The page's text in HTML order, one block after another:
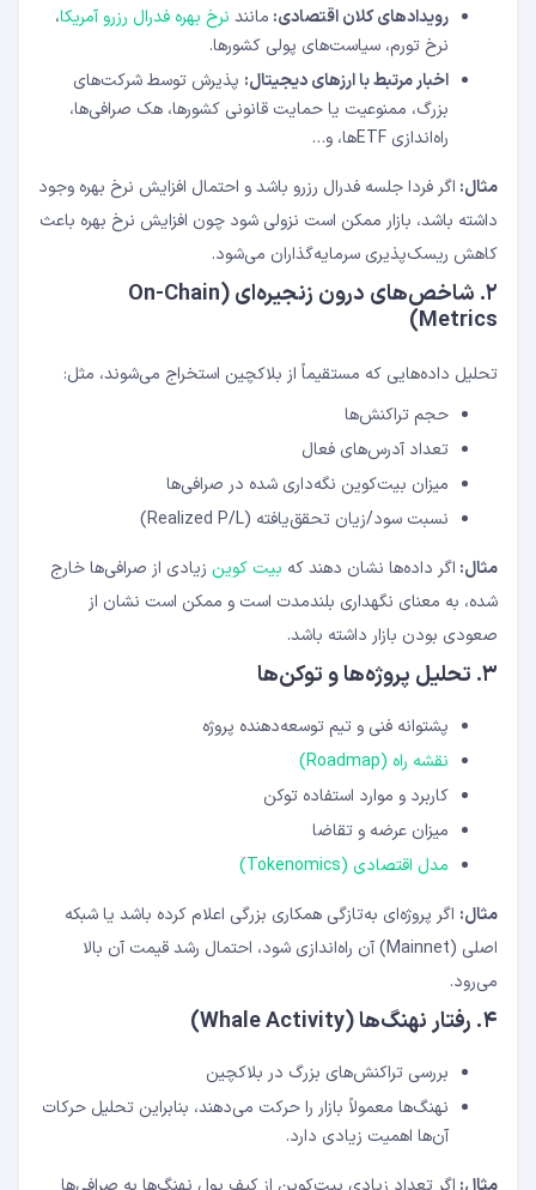
رویدادهای کلان اقتصادی: مانند نرخ بهره فدرال رزرو آمریکا،
نرخ تورم، سیاست‌های پولی کشورها.
اخبار مرتبط با ارزهای دیجیتال: پذیرش توسط شرکت‌های
بزرگ، ممنوعیت یا حمایت قانونی کشورها، هک صرافی‌ها،
راه‌اندازی ETFها، و…
مثال: اگر فردا جلسه فدرال رزرو باشد و احتمال افزایش نرخ بهره وجود
داشته باشد، بازار ممکن است نزولی شود چون افزایش نرخ بهره باعث
کاهش ریسک‌پذیری سرمایه‌گذاران می‌شود.
۲. شاخص‌های درون زنجیره‌ای (On-Chain
Metrics)
تحلیل داده‌هایی که مستقیماً از بلاکچین استخراج می‌شوند، مثل:
حجم تراکنش‌ها
تعداد آدرس‌های فعال
میزان بیت‌کوین نگه‌داری شده در صرافی‌ها
نسبت سود/زیان تحقق‌یافته (Realized P/L)
مثال: اگر داده‌ها نشان دهند که بیت کوین زیادی از صرافی‌ها خارج
شده، به معنای نگهداری بلندمدت است و ممکن است نشان از
صعودی بودن بازار داشته باشد.
۳. تحلیل پروژه‌ها و توکن‌ها
پشتوانه فنی و تیم توسعه‌دهنده پروژه
نقشه راه (Roadmap)
کاربرد و موارد استفاده توکن
میزان عرضه و تقاضا
مدل اقتصادی (Tokenomics)
مثال: اگر پروژه‌ای به‌تازگی همکاری بزرگی اعلام کرده باشد یا شبکه
اصلی (Mainnet) آن راه‌اندازی شود، احتمال رشد قیمت آن بالا
می‌رود.
۴. رفتار نهنگ‌ها (Whale Activity)
بررسی تراکنش‌های بزرگ در بلاکچین
نهنگ‌ها معمولاً بازار را حرکت می‌دهند، بنابراین تحلیل حرکات
آن‌ها اهمیت زیادی دارد.